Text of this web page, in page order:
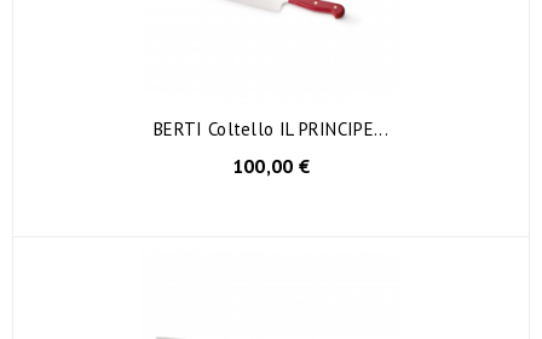
BERTI Coltello IL PRINCIPE...
100,00 €